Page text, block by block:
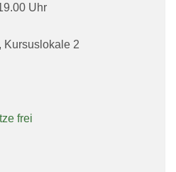
Uhr
Kursuslokale 2
frei